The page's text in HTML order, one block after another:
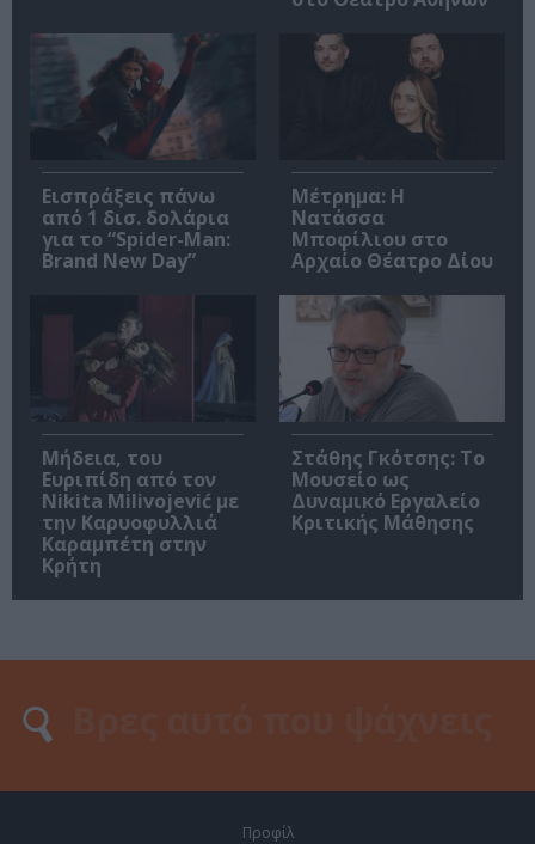
Εισπράξεις πάνω
από 1 δισ. δολάρια
για το “Spider-Man:
Brand New Day”
Μέτρημα: Η
Νατάσσα
Μποφίλιου στο
Αρχαίο Θέατρο Δίου
Μήδεια, του
Ευριπίδη από τον
Nikita Milivojević με
την Καρυοφυλλιά
Καραμπέτη στην
Κρήτη
Στάθης Γκότσης: Το
Μουσείο ως
Δυναμικό Εργαλείο
Κριτικής Μάθησης
Προφίλ